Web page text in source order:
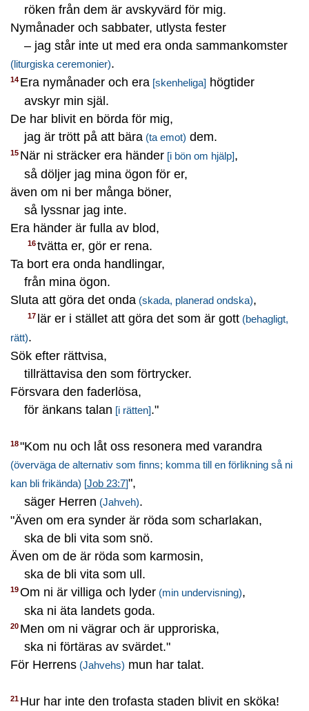
röken från dem är avskyvärd för mig.
Nymånader och sabbater, utlysta fester
– jag står inte ut med era onda sammankomster
(liturgiska ceremonier).
14 Era nymånader och era [skenheliga] högtider
avskyr min själ.
De har blivit en börda för mig,
jag är trött på att bära (ta emot) dem.
15 När ni sträcker era händer [i bön om hjälp],
så döljer jag mina ögon för er,
även om ni ber många böner,
så lyssnar jag inte.
Era händer är fulla av blod,
16tvätta er, gör er rena.
Ta bort era onda handlingar,
från mina ögon.
Sluta att göra det onda (skada, planerad ondska),
17 lär er i stället att göra det som är gott (behagligt,
rätt).
Sök efter rättvisa,
tillrättavisa den som förtrycker.
Försvara den faderlösa,
för änkans talan [i rätten]."
18"Kom nu och låt oss resonera med varandra
(överväga de alternativ som finns; komma till en förlikning så ni
kan bli frikända) [Job 23:7]",
säger Herren (Jahveh).
"Även om era synder är röda som scharlakan,
ska de bli vita som snö.
Även om de är röda som karmosin,
ska de bli vita som ull.
19Om ni är villiga och lyder (min undervisning),
ska ni äta landets goda.
20 Men om ni vägrar och är upproriska,
ska ni förtäras av svärdet."
För Herrens (Jahvehs) mun har talat.
21 Hur har inte den trofasta staden blivit en sköka!